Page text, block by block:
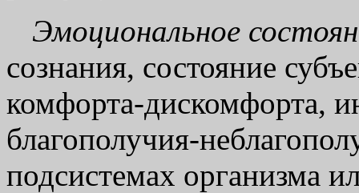
Эмоциональное
сознания, состояние
комфорта-дискомфорта,
благополучия-
подсистемах организма